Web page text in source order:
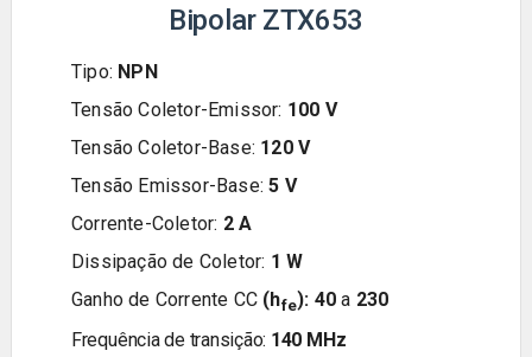
Bipolar ZTX653
Tipo: NPN
Tensão Coletor-Emissor: 100 V
Tensão Coletor-Base: 120 V
Tensão Emissor-Base:5 V
Corrente-Coletor: 2 A
Dissipação de Coletor: 1 W
Ganho de Corrente CC (hfe): 40a 230
Frequência de transição: 140 MHz